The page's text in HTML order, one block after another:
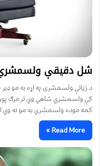
شل دقیقې
د زیاتې ولسمشرۍ په اړه به مو
کې ولسمشري شاهي وي تر مرګ
کمه موده ولسمشري به مو نه وي
Read More »